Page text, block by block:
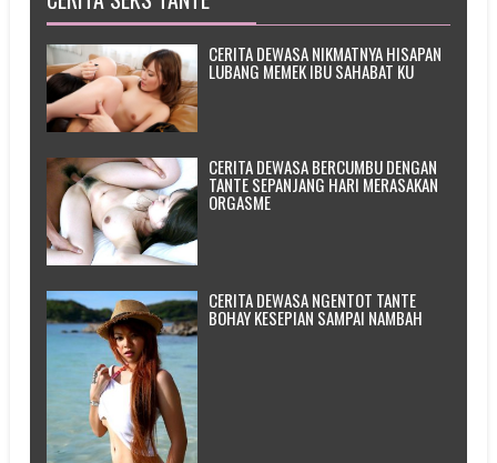
CERITA DEWASA NIKMATNYA HISAPAN
LUBANG MEMEK IBU SAHABAT KU
CERITA DEWASA BERCUMBU DENGAN
TANTE SEPANJANG HARI MERASAKAN
ORGASME
CERITA DEWASA NGENTOT TANTE
BOHAY KESEPIAN SAMPAI NAMBAH